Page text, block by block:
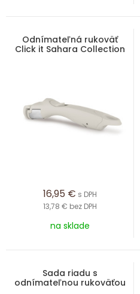
Odnímateľná rukoväť
Click it Sahara Collection
16,95 € s DPH
13,78 € bez DPH
na sklade
Sada riadu s
odnímateľnou rukoväťou